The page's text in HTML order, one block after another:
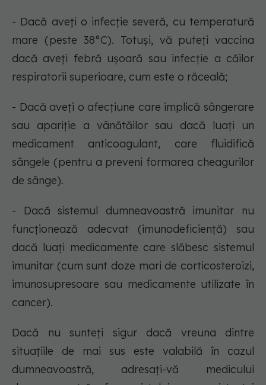
- Dacă aveți o infecție severă, cu temperatură
mare (peste 38°C). Totuși, vă puteți vaccina
dacă aveți febră ușoară sau infecție a căilor
respiratorii superioare, cum este o răceală;
- Dacă aveți o afecțiune care implică sângerare
sau apariție a vânătăilor sau dacă luați un
medicament anticoagulant, care fluidifică
sângele (pentru a preveni formarea cheagurilor
de sânge).
- Dacă sistemul dumneavoastră imunitar nu
funcționează adecvat (imunodeficiență) sau
dacă luați medicamente care slăbesc sistemul
imunitar (cum sunt doze mari de corticosteroizi,
imunosupresoare sau medicamente utilizate în
cancer).
Dacă nu sunteți sigur dacă vreuna dintre
situațiile de mai sus este valabilă în cazul
dumneavoastră, adresați-vă medicului